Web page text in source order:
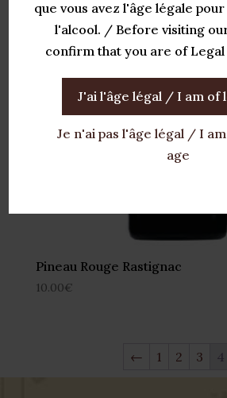
que vous avez l'âge légale
l'alcool. / Before visiting
confirm that you are of
J'ai l'âge légal / I am of
Je n'ai pas l'âge légal / I
age
Pineau Rouge Rastignac
10.00€
← 1 2 3 4